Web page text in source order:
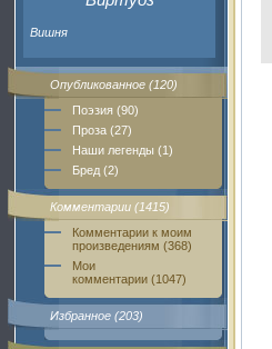
Вишня
Опубликованное (120)
Поэзия (90)
Проза (27)
Наши легенды (1)
Бред (2)
Комментарии (1415)
Комментарии к моим
произведениям (368)
Мои
комментарии (1047)
Избранное (203)